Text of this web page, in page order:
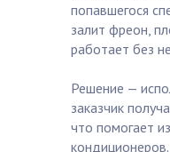
попавшегося
залит фреон,
работает без
Решение —
заказчик
что помогает